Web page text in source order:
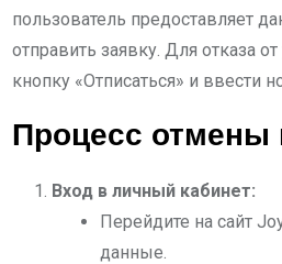
пользователь предоставляет
отправить заявку. Для отказа
кнопку «Отписаться» и ввести
Процесс отмены
Вход в личный кабинет:
Перейдите на сайт
данные.